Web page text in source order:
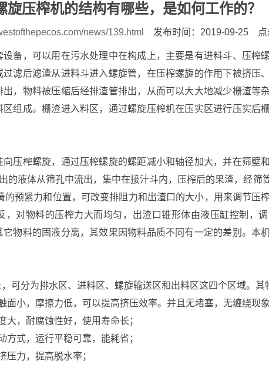
旋压榨机的结构有哪些，是如何工作的？
news/139.html 发布时间：2019-09-25
设备，可以用在污水处理中在构成上，主要是有进料斗、压榨
滤后滤渣从进料斗进入螺旋管，在压榨螺旋的作用下被挤压
，物料被压缩后经排渣管排出，从而可以大大地减少栅渣等
组成。栅渣进入料区，通过螺旋压榨机在压实区进行压实后
榨螺旋，通过压榨螺旋的螺距减小和轴径加大，并在筛壁
的液体从筛孔中流出，集中在接汁斗内，压榨后的果渣，经筛
的预紧力和位置，可改变排阻力和出渣口的大小，用来调节压
，对物料的压榨力大而均匀，出渣口锥形体由液压缸控制，
物料的固液分离，其效果因物料品质不同有一定的差别。本
分为排水区、进料区、螺旋输送区和出料区这四个区域。其
小，摩擦力低，可以提高挤压效率。并且无堵塞，无缠绕现象
，耐腐蚀性好，使用寿命长；
式，运行平稳可靠，能耗省；
力，提高脱水率；